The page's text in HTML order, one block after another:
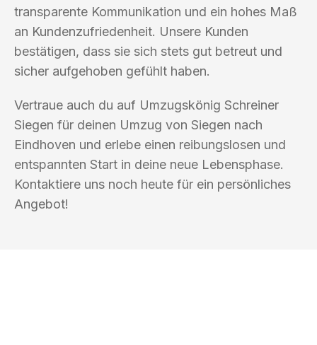
transparente Kommunikation und ein hohes Maß
an Kundenzufriedenheit. Unsere Kunden
bestätigen, dass sie sich stets gut betreut und
sicher aufgehoben gefühlt haben.
Vertraue auch du auf Umzugskönig Schreiner
Siegen für deinen Umzug von Siegen nach
Eindhoven und erlebe einen reibungslosen und
entspannten Start in deine neue Lebensphase.
Kontaktiere uns noch heute für ein persönliches
Angebot!